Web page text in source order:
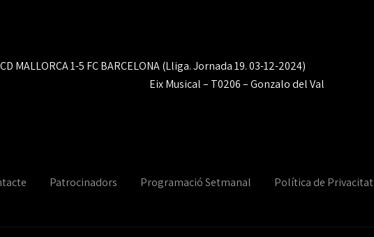
MALLORCA 1-5 FC BARCELONA (Lliga. Jornada 19. 03-12-2024)
Eix Musical – T0206 – Gonzalo del Val
Patrocinadors Programació Setmanal Política de Privacitat